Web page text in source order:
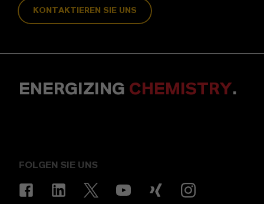
KONTAKTIEREN SIE UNS
ENERGIZING CHEMISTRY.
FOLGEN SIE UNS